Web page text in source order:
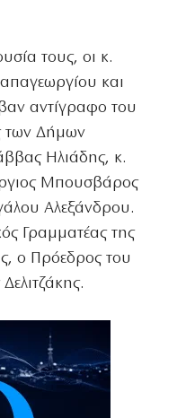
τους, οι κ.
και
αντίγραφο του
των Δήμων
Ηλιάδης, κ.
Μπουσβάρος
Αλεξάνδρου.
Γραμματέας της
ο Πρόεδρος του